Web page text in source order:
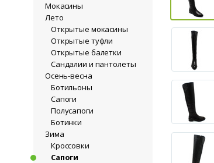
Мокасины
Лето
Открытые мокасины
Открытые туфли
Открытые балетки
Сандалии и пантолеты
Осень-весна
Ботильоны
Сапоги
Полусапоги
Ботинки
Зима
Кроссовки
Сапоги